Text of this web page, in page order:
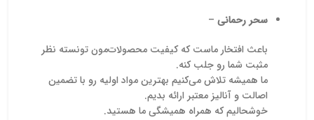
سحر رحمانی –
باعث افتخار ماست که کیفیت محصولات‌مون تونسته نظر
مثبت شما رو جلب کنه.
ما همیشه تلاش می‌کنیم بهترین مواد اولیه رو با تضمین
اصالت و آنالیز معتبر ارائه بدیم.
خوشحالیم که همراه همیشگی ما هستید.